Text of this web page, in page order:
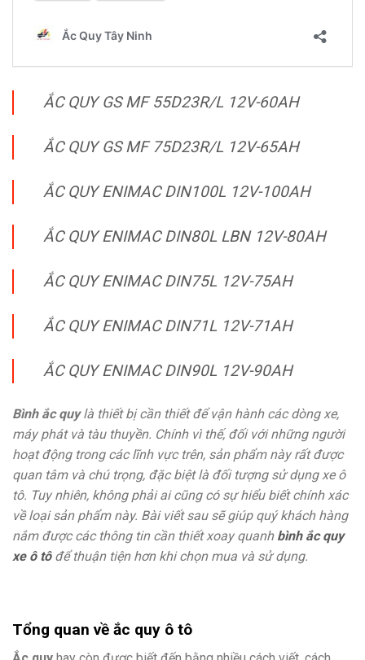
ẮC QUY GS MF 55D23R/L 12V-60AH
ẮC QUY GS MF 75D23R/L 12V-65AH
ẮC QUY ENIMAC DIN100L 12V-100AH
ẮC QUY ENIMAC DIN80L LBN 12V-80AH
ẮC QUY ENIMAC DIN75L 12V-75AH
ẮC QUY ENIMAC DIN71L 12V-71AH
ẮC QUY ENIMAC DIN90L 12V-90AH
Bình ắc quylà thiết bị cần thiết để vận hành các dòng xe,
máy phát và tàu thuyền. Chính vì thế, đối với những người
hoạt động trong các lĩnh vực trên, sản phẩm này rất được
quan tâm và chú trọng, đặc biệt là đối tượng sử dụng xe ô
tô. Tuy nhiên, không phải ai cũng có sự hiểu biết chính xác
về loại sản phẩm này. Bài viết sau sẽ giúp quý khách hàng
nắm được các thông tin cần thiết xoay quanh bình ắc quy
xe ô tô để thuận tiện hơn khi chọn mua và sử dụng.
Tổng quan về ắc quy ô tô